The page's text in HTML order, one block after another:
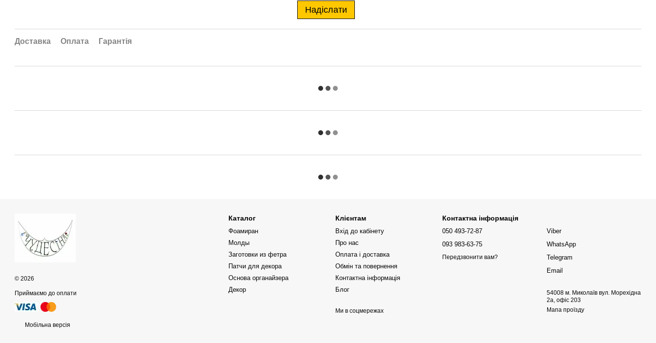
Надіслати
Доставка Оплата Гарантія
© 2026
Приймаємо до оплати
Мобільна версія
Каталог
Фоамиран
Молды
Заготовки из фетра
Патчи для декора
Основа органайзера
Декор
Клієнтам
Вхід до кабінету
Про нас
Оплата і доставка
Обмін та повернення
Контактна інформація
Блог
Ми в соцмережах
Контактна інформація
050 493-72-87
093 983-63-75
Передзвонити вам?
Viber
WhatsApp
Telegram
Email
54008 м. Миколаїв вул. Морехідна
2а, офіс 203
Мапа проїзду